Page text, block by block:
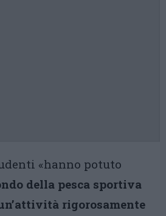
«hanno potuto
della pesca sportiva
rigorosamente